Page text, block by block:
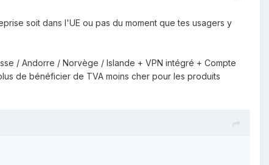
soit dans l'UE ou pas du moment que tes usagers y
/ Andorre / Norvège / Islande + VPN intégré + Compte
de bénéficier de TVA moins cher pour les produits